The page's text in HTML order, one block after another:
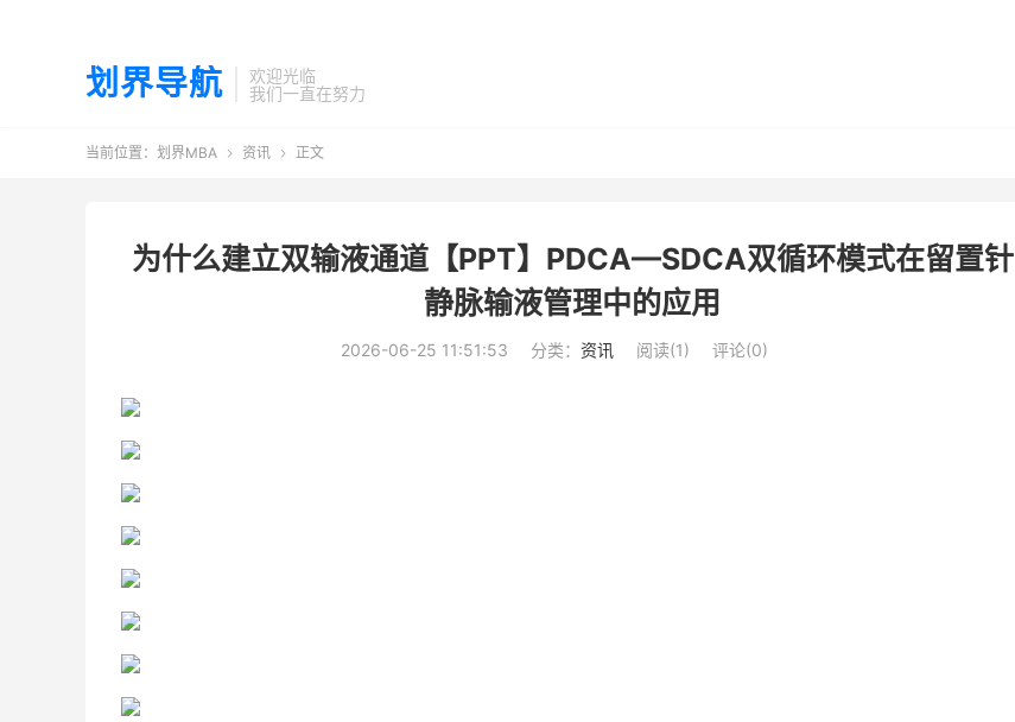
划界导航
欢迎光临
我们一直在努力
当前位置： 划界MBA  资讯  正文
为什么建立双输液通道【PPT】PDCA—SDCA双循环模式在留置针
静脉输液管理中的应用
2026-06-25 11:51:53 分类： 资讯 阅读(1) 评论(0)